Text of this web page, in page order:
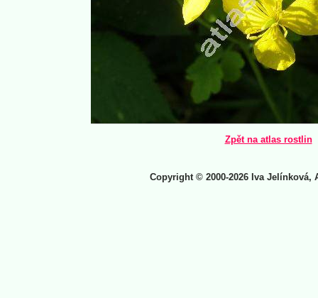
Zpět na atlas rostlin
Copyright © 2000-2026 Iva Jelínková,